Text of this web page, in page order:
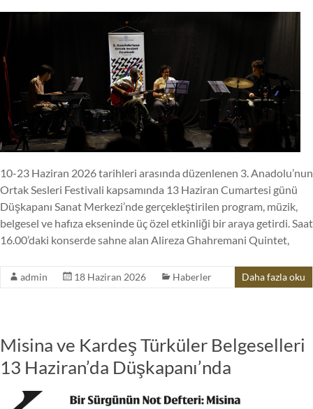
10-23 Haziran 2026 tarihleri arasında düzenlenen 3. Anadolu’nun
Ortak Sesleri Festivali kapsamında 13 Haziran Cumartesi günü
Düşkapanı Sanat Merkezi’nde gerçekleştirilen program, müzik,
belgesel ve hafıza ekseninde üç özel etkinliği bir araya getirdi. Saat
16.00’daki konserde sahne alan Alireza Ghahremani Quintet,
admin 18 Haziran 2026 Haberler Daha fazla oku
Misina ve Kardeş Türküler Belgeselleri
13 Haziran’da Düşkapanı’nda